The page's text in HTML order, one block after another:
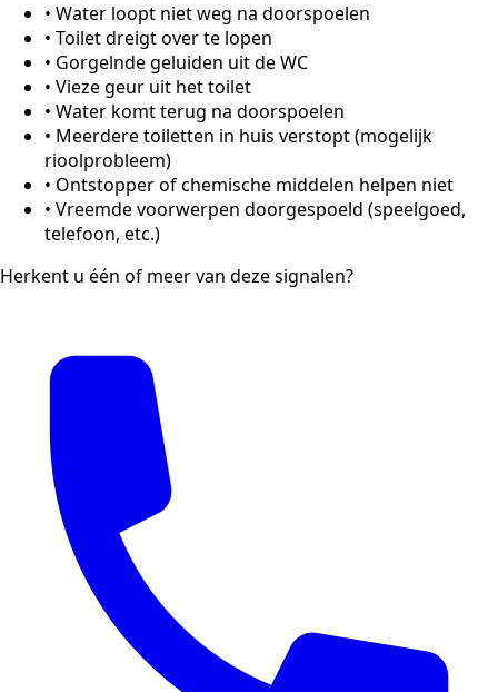
• Water loopt niet weg na doorspoelen
• Toilet dreigt over te lopen
• Gorgelnde geluiden uit de WC
• Vieze geur uit het toilet
• Water komt terug na doorspoelen
• Meerdere toiletten in huis verstopt (mogelijk
rioolprobleem)
• Ontstopper of chemische middelen helpen niet
• Vreemde voorwerpen doorgespoeld (speelgoed,
telefoon, etc.)
Herkent u één of meer van deze signalen?